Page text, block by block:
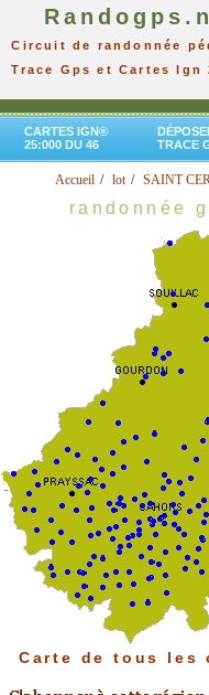
Circuit de randonnée
Trace Gps et Cartes Ign
CARTES IGN®
25:000 DU 46
TRACE
Accueil lot SAINT
randonnée
Carte de tous les